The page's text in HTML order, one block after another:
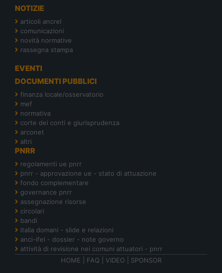
NOTIZIE
articoli ancrel
comunicazioni
novità normative
rassegna stampa
EVENTI
DOCUMENTI PUBBLICI
finanza locale/osservatorio
mef
normativa
corte dei conti e giurisprudenza
arconet
altri
PNRR
regolamenti ue pnrr
pnrr - approvazione ue - stato di attuazione
fondo complementare
governance pnrr
assegnazione risorse
circolari
bandi
italia domani - slide e relazioni
anci-ifel - dossier - note governo
attività di revisione nei comuni attuatori - pnrr
HOME
FAQ VIDEO SPONSOR